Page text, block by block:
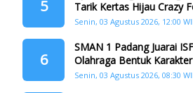
5
Tarik Kertas Hijau Crazy
Penggandaan
Senin, 03 Agustus 2026, 12:00
6
SMAN 1 Padang Juarai
Olahraga Bentuk
Senin, 03 Agustus 2026, 08:30